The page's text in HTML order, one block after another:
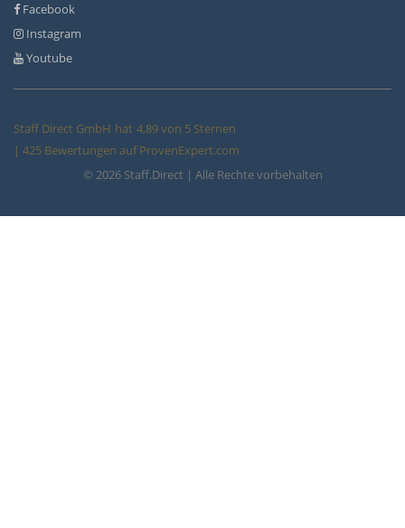
Facebook
Instagram
Youtube
Staff Direct GmbH hat 4,89von 5 Sternen
| 425 Bewertungen auf ProvenExpert.com
© 2026 Staff.Direct | Alle Rechte vorbehalten